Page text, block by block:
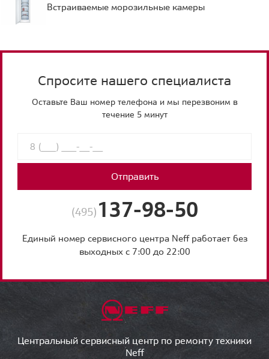
Встраиваемые морозильные камеры
Спросите нашего специалиста
Оставьте Ваш номер телефона и мы перезвоним в
течение 5 минут
Отправить
(495) 137-98-50
Единый номер сервисного центра Neff работает без
выходных с 7:00 до 22:00
Центральный сервисный центр по ремонту техники
Neff